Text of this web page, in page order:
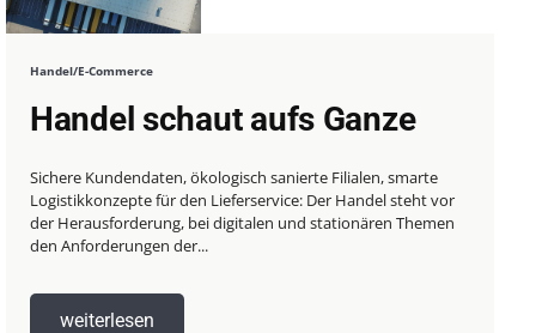
Handel/E-Commerce
Handel schaut aufs Ganze
Sichere Kundendaten, ökologisch sanierte Filialen, smarte
Logistikkonzepte für den Lieferservice: Der Handel steht vor
der Herausforderung, bei digitalen und stationären Themen
den Anforderungen der...
weiterlesen